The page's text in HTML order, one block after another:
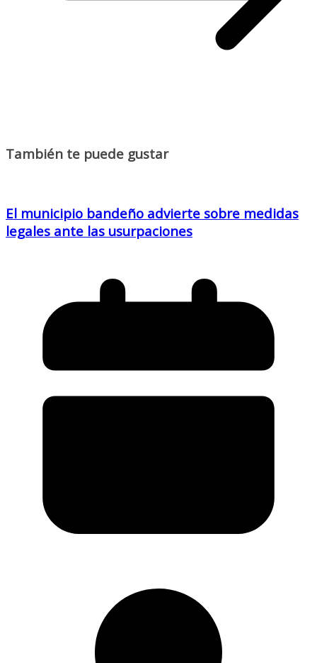
También te puede gustar
El municipio bandeño advierte sobre medidas
legales ante las usurpaciones